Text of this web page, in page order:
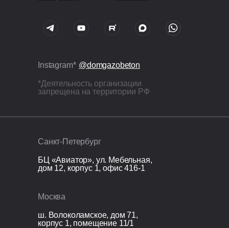
перемычки ж/б в U-блоках,
армирование стержнями Ø12 мм;
ЭППС + доборный блок для
исключения мостиков холода.
Кровля
Перекрытие кровли: монолитная
Технический надзор;
Раздельный сбор и вывоз мусора;
Покупка и установка бытовки.
БЦ «Авиатор», ул. Мебельная,
дом 12, корпус 1, офис 416-1
Санкт-Петербург
Instagram* @domgazobeton
ш. Волоколамское, дом 71,
корпус 1, помещение 11/1
Москва
*Деятельность организации
запрещена на территории РФ